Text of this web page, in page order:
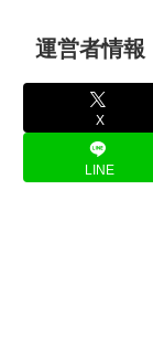
運営者情報
X
LINE